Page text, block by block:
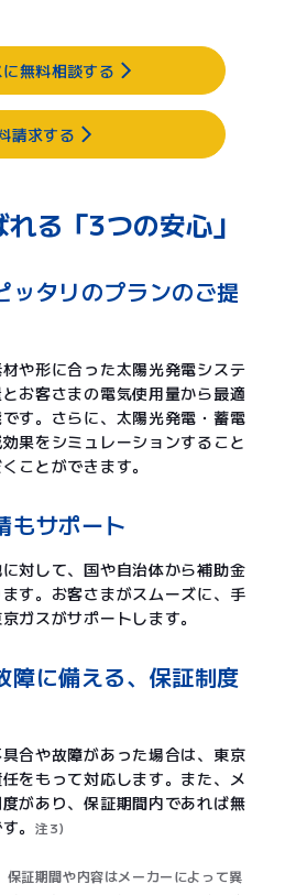
無料相談する
請求する
る「3つの安心」
ッタリのプランのご提
や形に合った太陽光発電システ
お客さまの電気使用量から最適
す。さらに、太陽光発電・蓄電
果をシミュレーションすること
ことができます。
もサポート
対して、国や自治体から補助金
す。お客さまがスムーズに、手
ガスがサポートします。
障に備える、保証制度
合や故障があった場合は、東京
をもって対応します。また、メ
があり、保証期間内であれば無
。注3)
証期間や内容はメーカーによって異